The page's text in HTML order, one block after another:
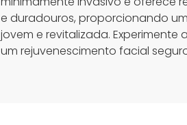
e duradouros, proporcionando
jovem e revitalizada. Experimente
um rejuvenescimento facial